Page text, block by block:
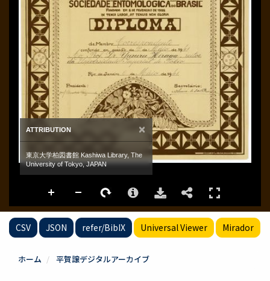
CSV JSON refer/BibIX Universal Viewer Mirador
ホーム 平賀譲デジタルアーカイブ